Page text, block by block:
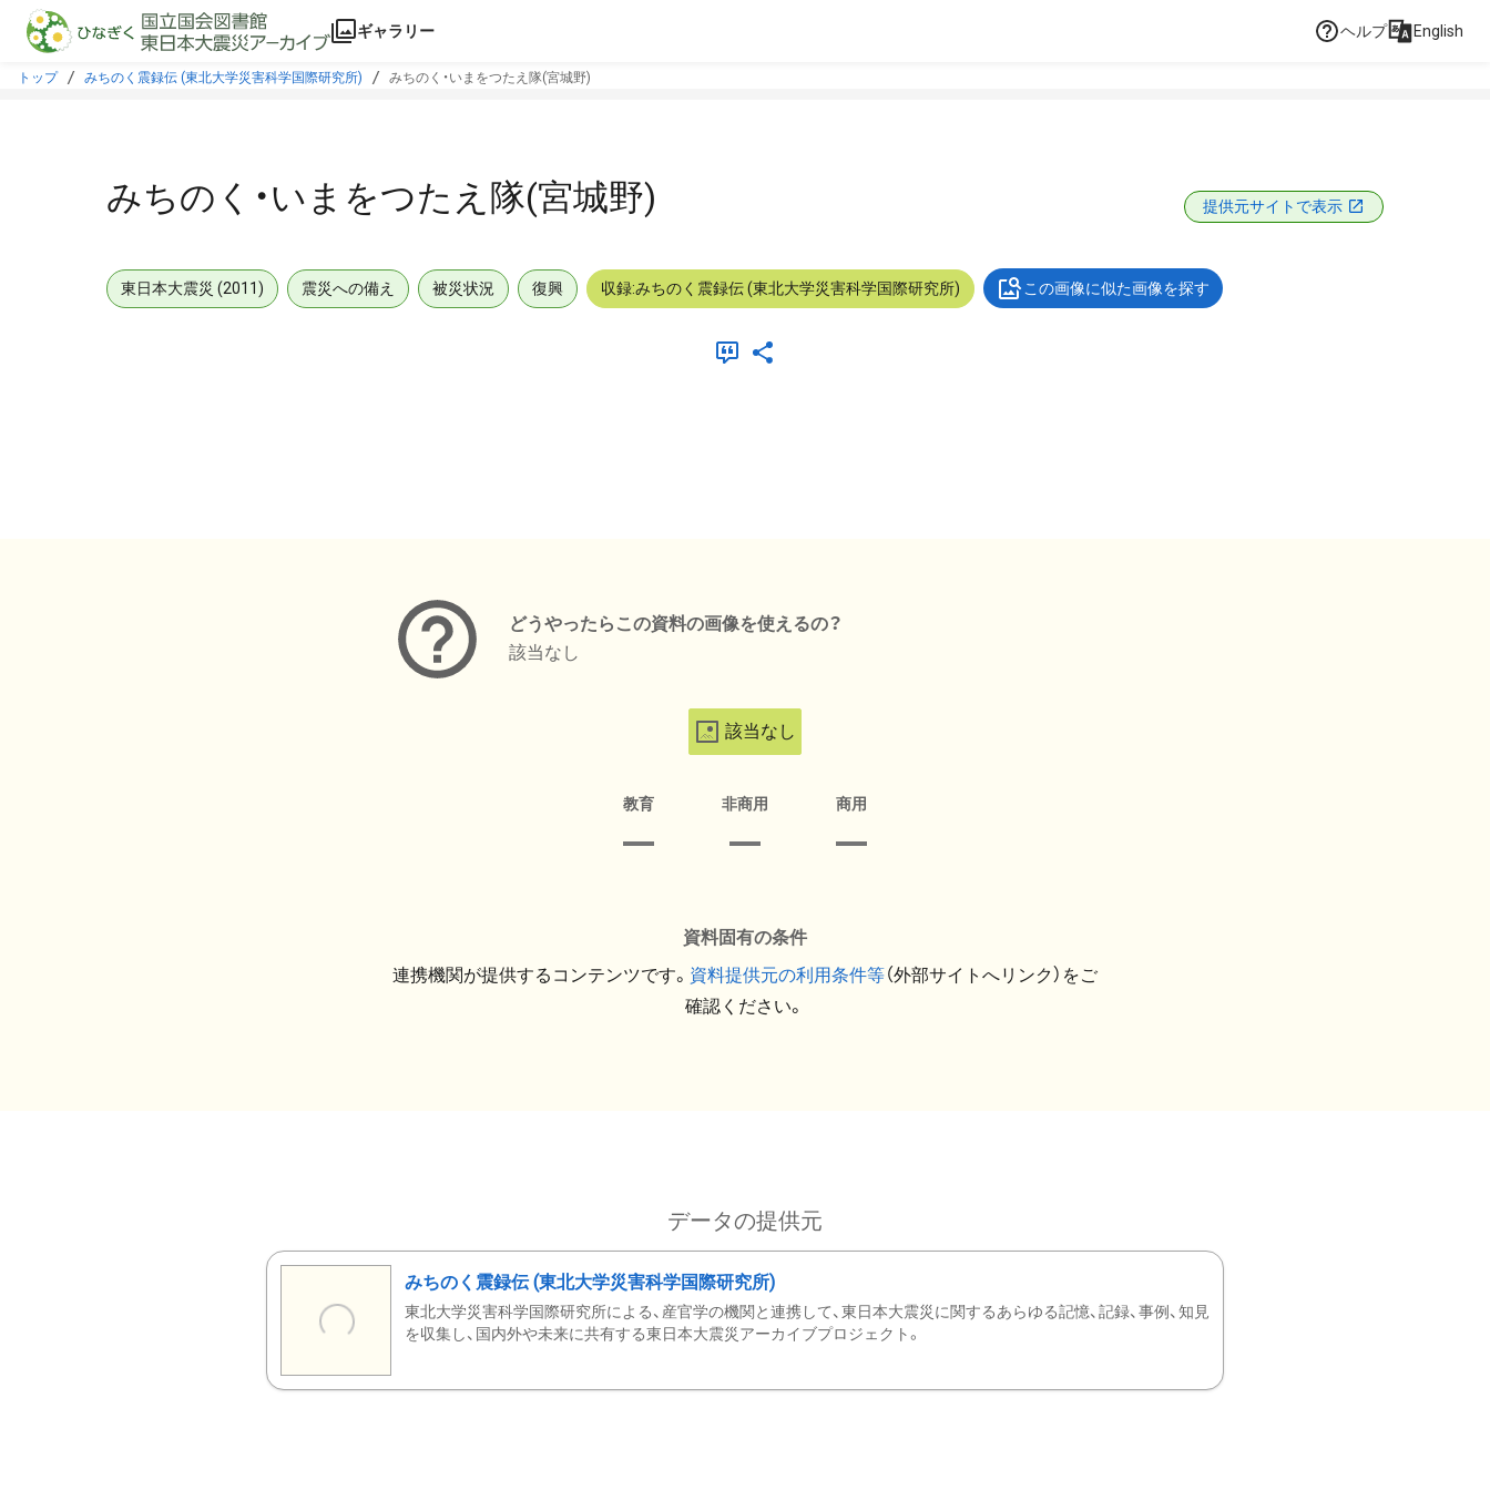
本文に飛ぶ
ギャラリー ヘルプ English
トップ みちのく震録伝 (東北大学災害科学国際研究所) みちのく・いまをつたえ隊(宮城野)
みちのく・いまをつたえ隊(宮城野) 提供元サイトで表示
東日本大震災 (2011) 震災への備え 被災状況 復興 収録:みちのく震録伝 (東北大学災害科学国際研究所) この画像に似た画像を探す
どうやったらこの資料の画像を使えるの？
該当なし
該当なし
教育 非商用 商用
資料固有の条件
連携機関が提供するコンテンツです。 資料提供元の利用条件等（外部サイトへリンク）をご
確認ください。
データの提供元
みちのく震録伝 (東北大学災害科学国際研究所)
東北大学災害科学国際研究所による、産官学の機関と連携して、東日本大震災に関するあらゆる記憶、記録、事例、知見
を収集し、国内外や未来に共有する東日本大震災アーカイブプロジェクト。